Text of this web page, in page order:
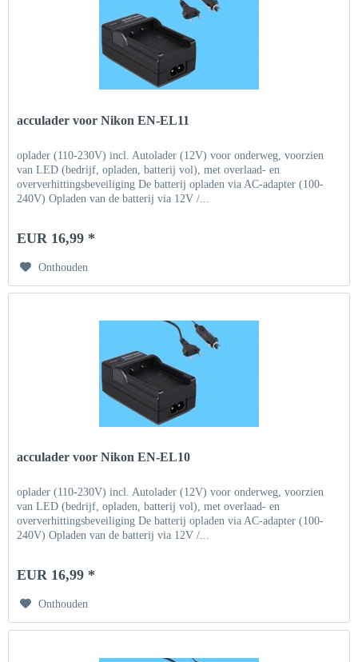
acculader voor Nikon EN-EL11
oplader (110-230V) incl. Autolader (12V) voor onderweg, voorzien
van LED (bedrijf, opladen, batterij vol), met overlaad- en
oververhittingsbeveiliging De batterij opladen via AC-adapter (100-
240V) Opladen van de batterij via 12V /...
EUR 16,99 *
Onthouden
acculader voor Nikon EN-EL10
oplader (110-230V) incl. Autolader (12V) voor onderweg, voorzien
van LED (bedrijf, opladen, batterij vol), met overlaad- en
oververhittingsbeveiliging De batterij opladen via AC-adapter (100-
240V) Opladen van de batterij via 12V /...
EUR 16,99 *
Onthouden